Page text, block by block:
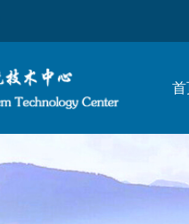
首